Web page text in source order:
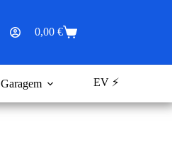
Carrinho
compras
0,00 €
Garagem EV ⚡